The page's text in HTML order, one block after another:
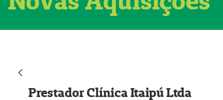
Prestador Clínica Itaipú Ltda